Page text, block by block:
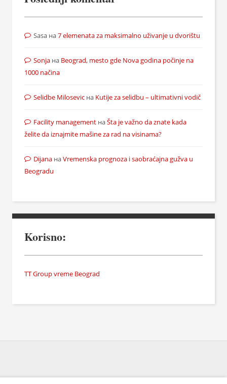
Sasa на7 elemenata za maksimalno uživanje u dvorištu
Sonja на Beograd, mesto gde Nova godina počinje na
1000 načina
Selidbe Milosevic на Kutije za selidbu – ultimativni vodič
Facility management наŠta je važno da znate kada
želite da iznajmite mašine za rad na visinama?
Dijana наVremenska prognoza i saobraćajna gužva u
Beogradu
Korisno:
TT Group vreme Beograd